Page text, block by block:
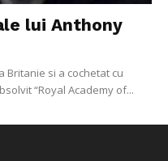
lui Anthony
Britanie si a cochetat cu
“Royal Academy of...